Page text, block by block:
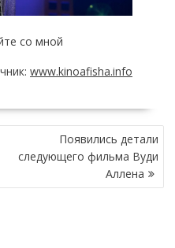
со мной
www.kinoafisha.info
Появились детали
следующего фильма Вуди
Аллена